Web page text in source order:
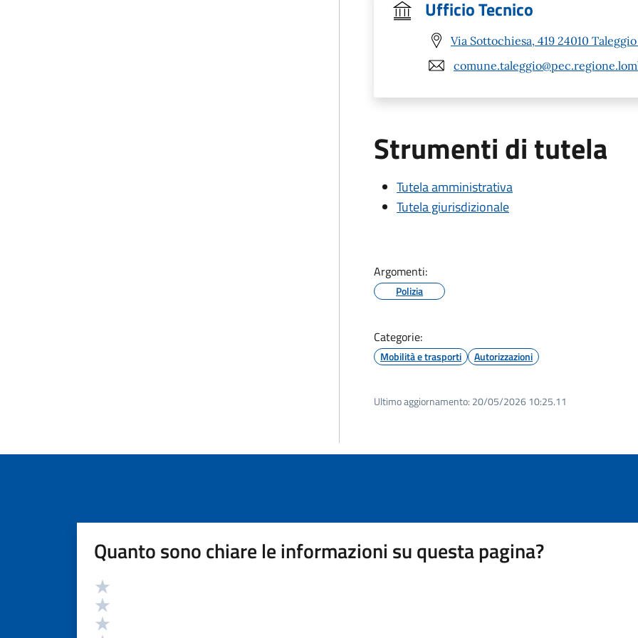
Ufficio Tecnico
Via Sottochiesa, 419 24010
Strumenti di tutela
Tutela amministrativa
Tutela giurisdizionale
Argomenti:
Polizia
Categorie:
Mobilità e trasporti Autorizzazioni
Ultimo aggiornamento: 20/05/2026 10:25.11
Quanto sono chiare le informazioni su questa pagina?
Valutazione